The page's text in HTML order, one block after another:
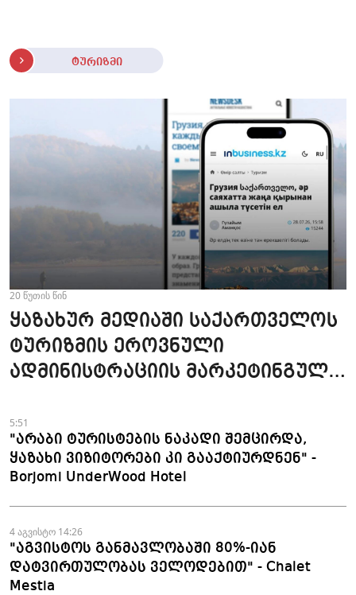
ტურიზმი
20 წუთის წინ
ყაზახურ მედიაში საქართველოს
ტურიზმის ეროვნული
ადმინისტრაციის მარკეტინგული
მომზადდა
5:51
"არაბი ტურისტების ნაკადი შემცირდა,
ყაზახი ვიზიტორები კი გააქტიურდნენ" -
Borjomi UnderWood Hotel
4 აგვისტო 14:26
"აგვისტოს განმავლობაში 80%-იან
დატვირთულობას ველოდებით" - Chalet
Mestia